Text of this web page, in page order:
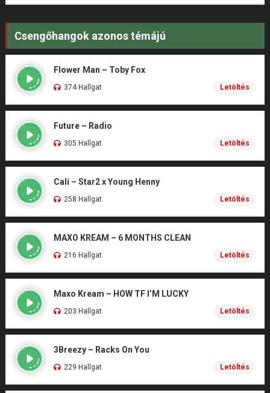
Csengőhangok azonos témájú
Flower Man – Toby Fox
374 Hallgat Letöltés
Future – Radio
305 Hallgat Letöltés
Cali – Star2 x Young Henny
258 Hallgat Letöltés
MAXO KREAM – 6 MONTHS CLEAN
216 Hallgat Letöltés
Maxo Kream – HOW TF I’M LUCKY
203 Hallgat Letöltés
3Breezy – Racks On You
229 Hallgat Letöltés